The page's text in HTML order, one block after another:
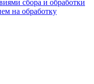
сбора и обработки
на обработку